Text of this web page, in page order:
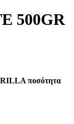
500GR
ποσότητα